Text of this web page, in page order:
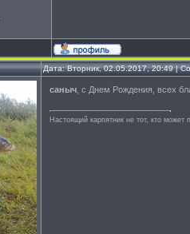
Дата: Вторник, 02.05.2017, 20:49 |
саныч , с Днем Рождения, всех
Настоящий карпятник не тот, кто